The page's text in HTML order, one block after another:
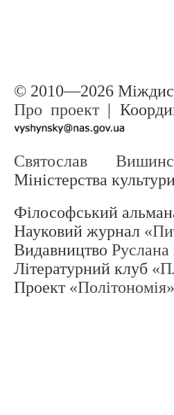
© 2010—2026
Про проект|
Святослав
Міністерства
Філософський
Науковий журнал
Видавництво Руслана
Літературний клуб
Проект «Політономія»